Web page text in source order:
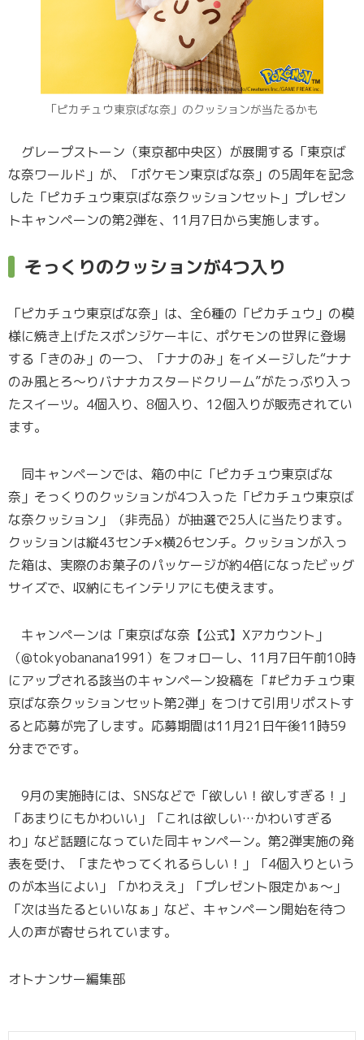
「ピカチュウ東京ばな奈」のクッションが当たるかも
グレープストーン（東京都中央区）が展開する「東京ば
な奈ワールド」が、「ポケモン東京ばな奈」の5周年を記念
した「ピカチュウ東京ばな奈クッションセット」プレゼン
トキャンペーンの第2弾を、11月7日から実施します。
そっくりのクッションが4つ入り
「ピカチュウ東京ばな奈」は、全6種の「ピカチュウ」の模
様に焼き上げたスポンジケーキに、ポケモンの世界に登場
する「きのみ」の一つ、「ナナのみ」をイメージした“ナナ
のみ風とろ～りバナナカスタードクリーム”がたっぷり入っ
たスイーツ。4個入り、8個入り、12個入りが販売されてい
ます。
同キャンペーンでは、箱の中に「ピカチュウ東京ばな
奈」そっくりのクッションが4つ入った「ピカチュウ東京ば
な奈クッション」（非売品）が抽選で25人に当たります。
クッションは縦43センチ×横26センチ。クッションが入っ
た箱は、実際のお菓子のパッケージが約4倍になったビッグ
サイズで、収納にもインテリアにも使えます。
キャンペーンは「東京ばな奈【公式】Xアカウント」
（@tokyobanana1991）をフォローし、11月7日午前10時
にアップされる該当のキャンペーン投稿を「#ピカチュウ東
京ばな奈クッションセット第2弾」をつけて引用リポストす
ると応募が完了します。応募期間は11月21日午後11時59
分までです。
9月の実施時には、SNSなどで「欲しい！欲しすぎる！」
「あまりにもかわいい」「これは欲しい…かわいすぎる
わ」など話題になっていた同キャンペーン。第2弾実施の発
表を受け、「またやってくれるらしい！」「4個入りという
のが本当によい」「かわええ」「プレゼント限定かぁ〜」
「次は当たるといいなぁ」など、キャンペーン開始を待つ
人の声が寄せられています。
オトナンサー編集部